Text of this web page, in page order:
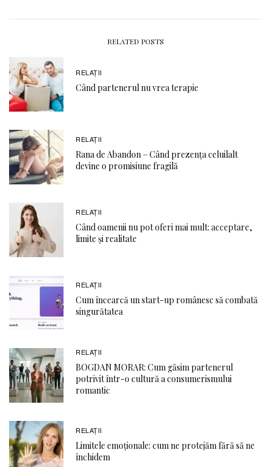
RELATED POSTS
RELAŢII
Când partenerul nu vrea terapie
RELAŢII
Rana de Abandon – Când prezența celuilalt
devine o promisiune fragilă
RELAŢII
Când oamenii nu pot oferi mai mult: acceptare,
limite și realitate
RELAŢII
Cum încearcă un start-up românesc să combată
singurătatea
RELAŢII
BOGDAN MORAR: Cum găsim partenerul
potrivit într-o cultură a consumerismului
romantic
RELAŢII
Limitele emoționale: cum ne protejăm fără să ne
închidem